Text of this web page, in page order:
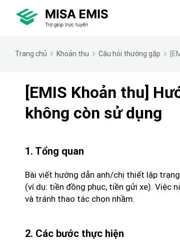
Trang chủ Khoản thu Câu hỏi thường gặp
[EMIS Khoản thu]
không còn sử dụng
1. Tổng quan
Bài viết hướng dẫn anh/chị thiết lập
(ví dụ: tiền đồng phục, tiền gửi xe). Việc
và tránh thao tác chọn nhầm.
2. Các bước thực hiện